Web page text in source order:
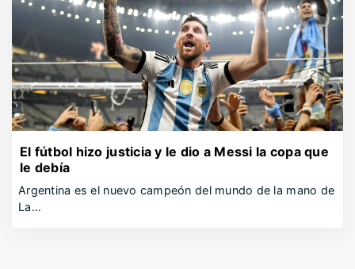
El fútbol hizo justicia y le dio a Messi la copa que
le debía
Argentina es el nuevo campeón del mundo de la mano de
La…